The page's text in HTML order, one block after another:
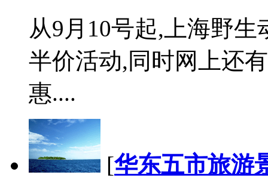
从9月10号起,上海野
半价活动,同时网上还
惠....
[华东五市旅游